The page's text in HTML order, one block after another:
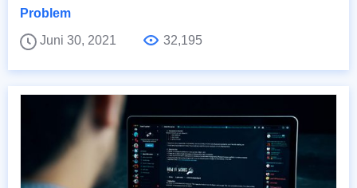
Problem
Juni 30, 2021
32,195